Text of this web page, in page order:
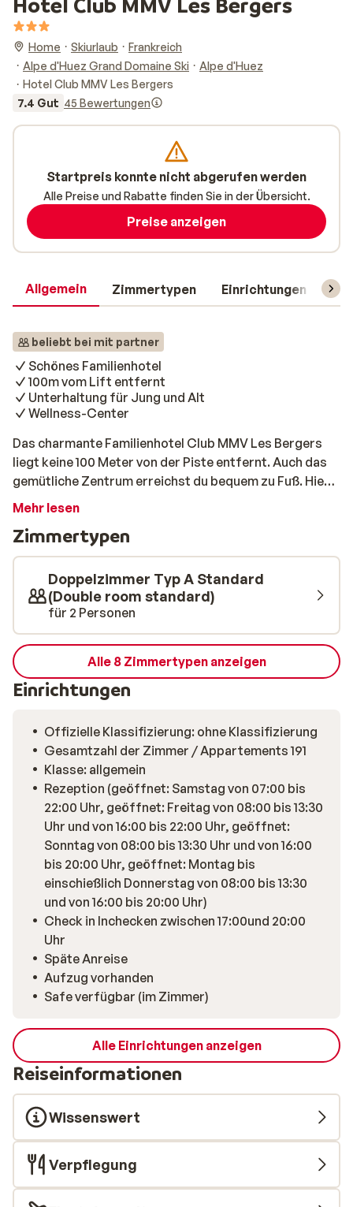
Home Skiurlaub
Frankreich
Alpe d'Huez Grand Domaine Ski
Alpe d'Huez
Hotel Club MMV Les Bergers
7.4 Gut 45 Bewertungen
Allgemein Zimmertypen Einrichtungen
beliebt bei mit partner
Schönes Familienhotel
100m vom Lift entfernt
Unterhaltung für Jung und Alt
Wellness-Center
Das charmante Familienhotel Club MMV Les Bergers
liegt keine 100 Meter von der Piste entfernt. Auch das
gemütliche Zentrum erreichst du bequem zu Fuß. Hier
warten viele schöne Geschäfte, Restaurants und Bars
herrlich, in die komfortablen Zimmer zurückzukehren.
In der Spa kannst du dich (gegen Gebühr) mit
entspannenden Massagen und Beauty-Behandlungen
verwöhnen lassen. Und währenddessen haben die
Kinder Spaß beim Animationsteam – so wird der Urlaub
für alle rundum gelungen!
Mehr lesen
Zimmertypen
Doppelzimmer Typ A Standard
(Double room standard)
für 2 Personen
Alle 8 Zimmertypen anzeigen
Einrichtungen
Offizielle Klassifizierung: ohne Klassifizierung
Gesamtzahl der Zimmer / Appartements 191
Klasse: allgemein
Rezeption (geöffnet: Samstag von 07:00 bis
22:00 Uhr, geöffnet: Freitag von 08:00 bis 13:30
Uhr und von 16:00 bis 22:00 Uhr, geöffnet:
Sonntag von 08:00 bis 13:30 Uhr und von 16:00
bis 20:00 Uhr, geöffnet: Montag bis
einschießlich Donnerstag von 08:00 bis 13:30
und von 16:00 bis 20:00 Uhr)
Check in Inchecken zwischen 17:00und 20:00
Uhr
Späte Anreise
Aufzug vorhanden
Safe verfügbar (im Zimmer)
Alle Einrichtungen anzeigen
Reiseinformationen
Wissenswert
Verpflegung
Startpreis konnte nicht abgerufen werden
Alle Preise und Rabatte finden Sie in der Übersicht.
Preise anzeigen